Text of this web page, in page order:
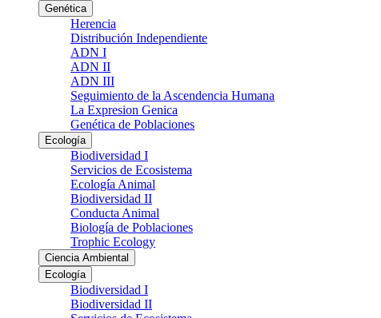
Genética
Herencia
Distribución Independiente
ADN I
ADN II
ADN III
Seguimiento de la Ascendencia Humana
La Expresion Genica
Genética de Poblaciones
Ecología
Biodiversidad I
Servicios de Ecosistema
Ecología Animal
Biodiversidad II
Conducta Animal
Biología de Poblaciones
Trophic Ecology
Ciencia Ambiental
Ecología
Biodiversidad I
Biodiversidad II